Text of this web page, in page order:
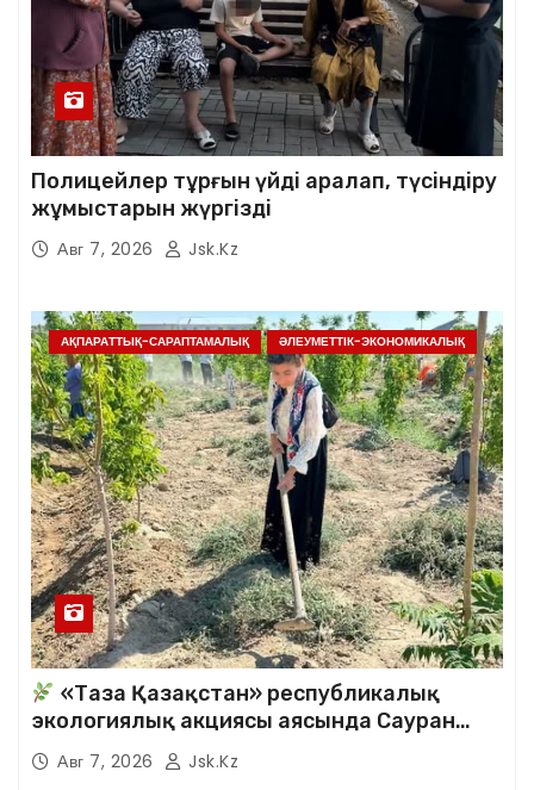
Полицейлер тұрғын үйді аралап, түсіндіру
жұмыстарын жүргізді
Авг 7, 2026 Jsk.kz
АҚПАРАТТЫҚ-САРАПТАМАЛЫҚ ӘЛЕУМЕТТІК-ЭКОНОМИКАЛЫҚ
«Таза Қазақстан» республикалық
экологиялық акциясы аясында Сауран
аудандық кітапханасының қызметкерлері
кезекті сенбілік жұмыстарына белсене
Авг 7, 2026 Jsk.kz